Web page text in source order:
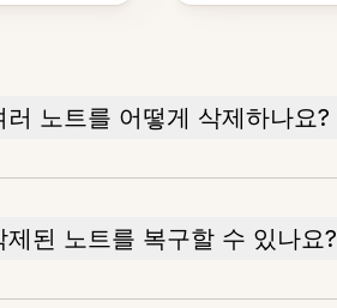
노트를 어떻게 삭제하나요?
된 노트를 복구할 수 있나요?